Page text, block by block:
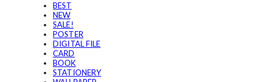
BEST
NEW
SALE!
POSTER
DIGITAL FILE
CARD
BOOK
STATIONERY